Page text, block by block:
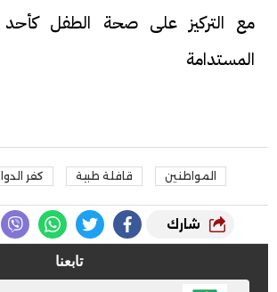
مع التركيز على صحة الطفل كأحد
المستدامة
المواطنين قافلة طبية كفر
شارك
تابعنا